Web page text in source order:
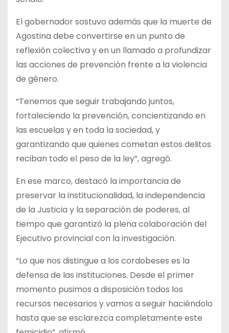
El gobernador sostuvo además que la muerte de
Agostina debe convertirse en un punto de
reflexión colectiva y en un llamado a profundizar
las acciones de prevención frente a la violencia
de género.
“Tenemos que seguir trabajando juntos,
fortaleciendo la prevención, concientizando en
las escuelas y en toda la sociedad, y
garantizando que quienes cometan estos delitos
reciban todo el peso de la ley”, agregó.
En ese marco, destacó la importancia de
preservar la institucionalidad, la independencia
de la Justicia y la separación de poderes, al
tiempo que garantizó la plena colaboración del
Ejecutivo provincial con la investigación.
“Lo que nos distingue a los cordobeses es la
defensa de las instituciones. Desde el primer
momento pusimos a disposición todos los
recursos necesarios y vamos a seguir haciéndolo
hasta que se esclarezca completamente este